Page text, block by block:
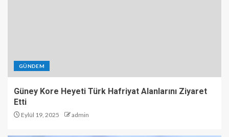
GÜNDEM
Güney Kore Heyeti Türk Hafriyat Alanlarını Ziyaret
Etti
Eylül 19, 2025 admin